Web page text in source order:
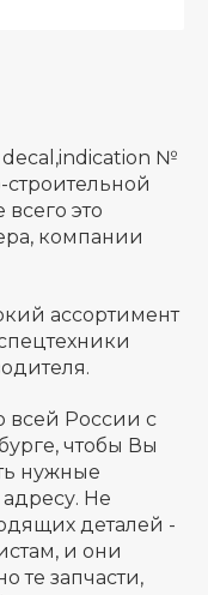
№
это
компании
ассортимент
всей России с
чтобы Вы
нужные
Не
деталей -
и они
те запчасти,